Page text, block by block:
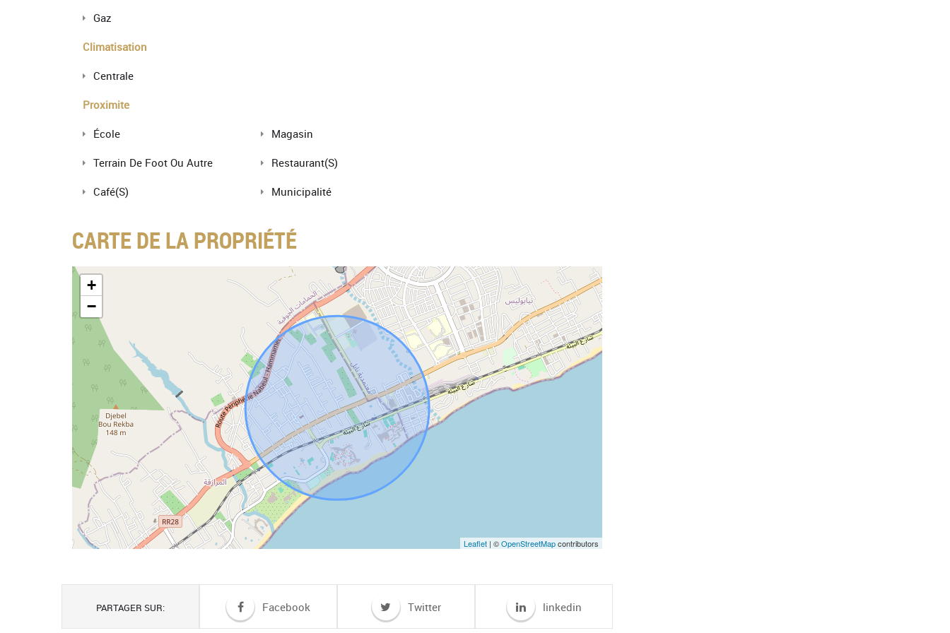
Gaz
Climatisation
Centrale
Proximite
École Magasin
Terrain De Foot Ou Autre Restaurant(s)
Café(s) Municipalité
CARTE DE LA PROPRIÉTÉ
+
−
Leaflet | ©OpenStreetMapcontributors
PARTAGER SUR: Facebook Twitter linkedin